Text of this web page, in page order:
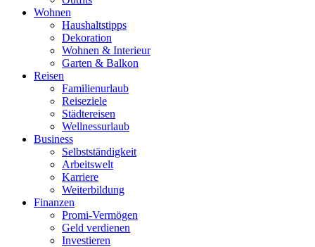
Wohnen
Haushaltstipps
Dekoration
Wohnen & Interieur
Garten & Balkon
Reisen
Familienurlaub
Reiseziele
Städtereisen
Wellnessurlaub
Business
Selbstständigkeit
Arbeitswelt
Karriere
Weiterbildung
Finanzen
Promi-Vermögen
Geld verdienen
Investieren